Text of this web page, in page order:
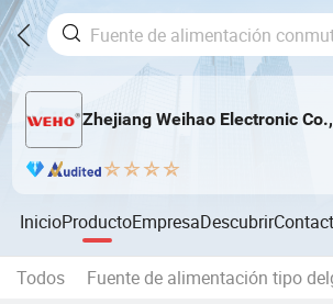
Zhejiang Weihao Electronic
InicioProductoEmpresaDescubrir
Todos Fuente de alimentación tipo